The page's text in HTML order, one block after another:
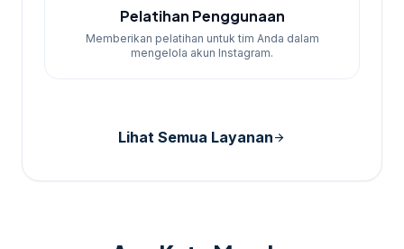
Pelatihan Penggunaan
Memberikan pelatihan untuk tim Anda dalam
mengelola akun Instagram.
Lihat Semua Layananarrow_forward